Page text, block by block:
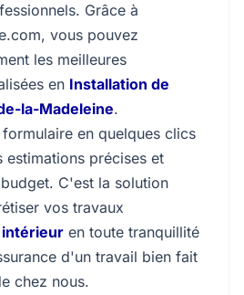
Grâce à
vous pouvez
les meilleures
en Installation de
la-Madeleine.
en quelques clics
estimations précises et
C'est la solution
vos travaux
intérieur en toute tranquillité
d'un travail bien fait
chez nous.